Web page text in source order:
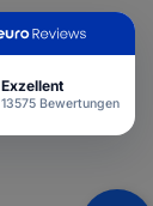
Exzellent
13575 Bewertungen